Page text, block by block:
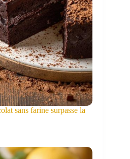
sans farine surpasse la